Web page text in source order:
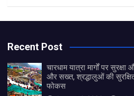
Recent Post
चारधाम यात्रा मार्गों पर सुरक्षा
और सख्त, श्रद्धालुओं की
फोकस